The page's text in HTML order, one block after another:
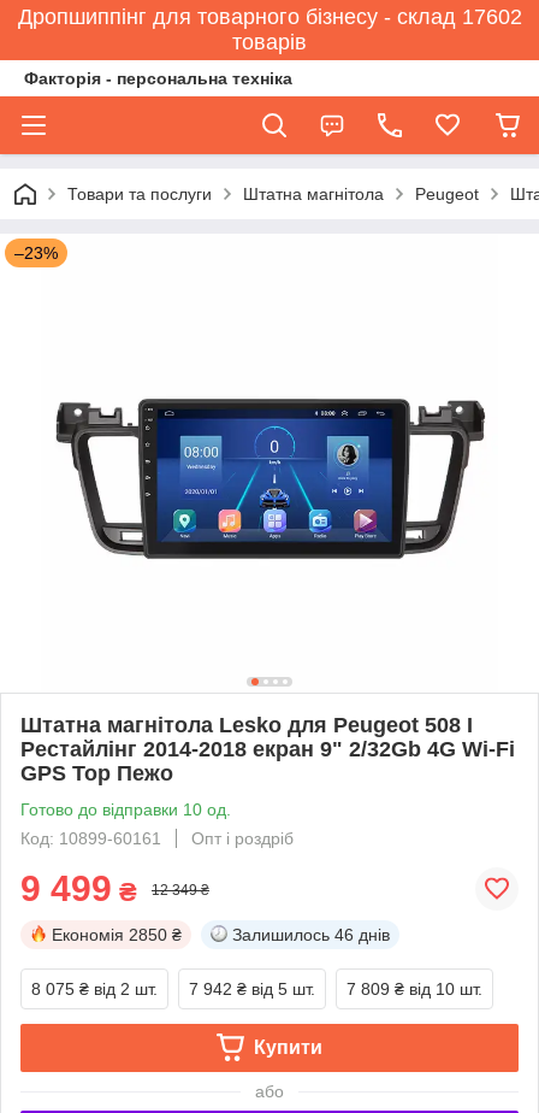
Дропшиппінг для товарного бізнесу - склад 17602
товарів
Факторія - персональна техніка
Товари та послуги Штатна магнітола Peugeot
–23%
Штатна магнітола Lesko для Peugeot 508 I
Рестайлінг 2014-2018 екран 9" 2/32Gb 4G Wi-Fi
GPS Top Пежо
Готово до відправки 10 од.
Код: 10899-60161
Опт і роздріб
9 499 ₴ 12 349 ₴
Економія 2850 ₴ Залишилось 46 днів
8 075 ₴ від 2 шт. 7 942 ₴ від 5 шт. 7 809 ₴ від 10 шт.
Купити
або